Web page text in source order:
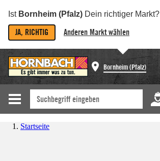
Ist Bornheim (Pfalz) Dein richtiger Markt?
JA, RICHTIG Anderen Markt wählen
Bornheim (Pfalz)
Startseite